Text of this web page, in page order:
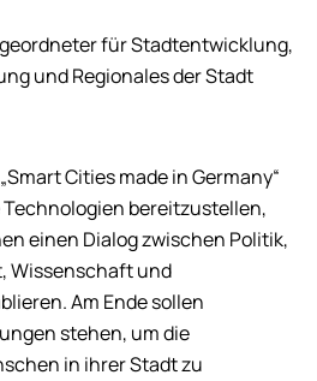
für Stadtentwicklung,
und Regionales der Stadt
Smart Cities made in Germany“
bereitzustellen,
einen Dialog zwischen Politik,
Wissenschaft und
Am Ende sollen
stehen, um die
in ihrer Stadt zu